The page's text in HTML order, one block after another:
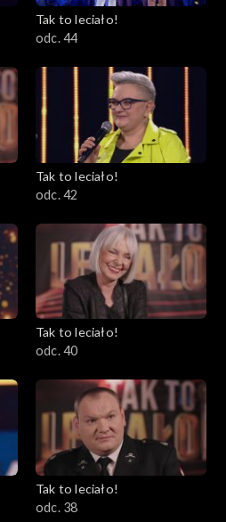
Tak to leciało!
odc. 44
Tak to leciało!
odc. 42
Tak to leciało!
odc. 40
Tak to leciało!
odc. 38